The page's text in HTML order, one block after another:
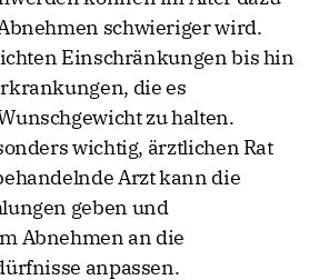
schwieriger wird.
Einschränkungen bis hin
die es
zu halten.
wichtig, ärztlichen Rat
Arzt kann die
geben und
Abnehmen an die
anpassen.